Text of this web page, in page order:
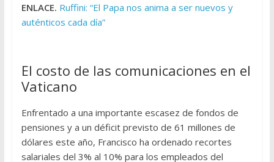
ENLACE. Ruffini: “El Papa nos anima a ser nuevos y
auténticos cada día”
El costo de las comunicaciones en el
Vaticano
Enfrentado a una importante escasez de fondos de
pensiones y a un déficit previsto de 61 millones de
dólares este año, Francisco ha ordenado recortes
salariales del 3% al 10% para los empleados del